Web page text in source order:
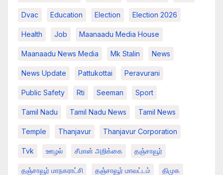
Dvac Education Election Election 2026
Health Job Maanaadu Media House
Maanaadu News Media Mk Stalin News
News Update Pattukottai Peravurani
Public Safety Rti Seeman Sport
Tamil Nadu Tamil Nadu News Tamil News
Temple Thanjavur Thanjavur Corporation
Tvk ஊழல் சீமான் அறிக்கை தஞ்சாவூர்
தஞ்சாவூர் மாநகராட்சி தஞ்சாவூர் மாவட்டம் திமுக